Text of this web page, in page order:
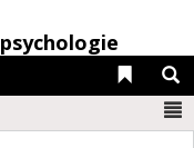
psychologie
Liens